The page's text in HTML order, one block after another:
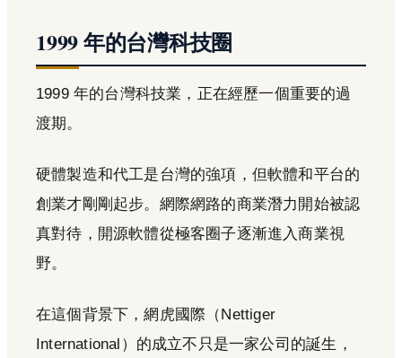
1999 年的台灣科技圈
1999 年的台灣科技業，正在經歷一個重要的過
渡期。
硬體製造和代工是台灣的強項，但軟體和平台的
創業才剛剛起步。網際網路的商業潛力開始被認
真對待，開源軟體從極客圈子逐漸進入商業視
野。
在這個背景下，網虎國際（Nettiger
International）的成立不只是一家公司的誕生，